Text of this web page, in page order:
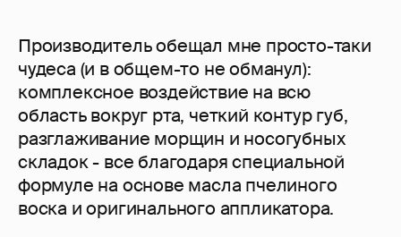
Производитель обещал мне просто-таки
чудеса (и в общем-то не обманул):
комплексное воздействие на всю
область вокруг рта, четкий контур губ,
разглаживание морщин и носогубных
складок - все благодаря специальной
формуле на основе масла пчелиного
воска и оригинального аппликатора.